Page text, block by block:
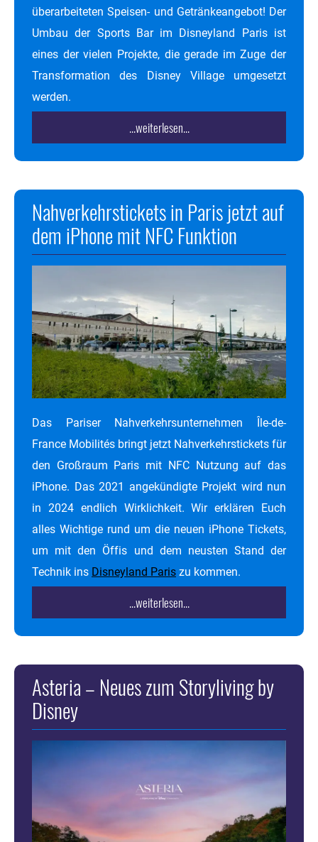
überarbeiteten Speisen- und Getränkeangebot! Der
Umbau der Sports Bar im Disneyland Paris ist
eines der vielen Projekte, die gerade im Zuge der
Transformation des Disney Village umgesetzt
werden.
...weiterlesen...
Nahverkehrstickets in Paris jetzt auf
dem iPhone mit NFC Funktion
Das Pariser Nahverkehrsunternehmen Île-de-
France Mobilités bringt jetzt Nahverkehrstickets für
den Großraum Paris mit NFC Nutzung auf das
iPhone. Das 2021 angekündigte Projekt wird nun
in 2024 endlich Wirklichkeit. Wir erklären Euch
alles Wichtige rund um die neuen iPhone Tickets,
um mit den Öffis und dem neusten Stand der
Technik ins Disneyland Paris zu kommen.
...weiterlesen...
Asteria – Neues zum Storyliving by
Disney